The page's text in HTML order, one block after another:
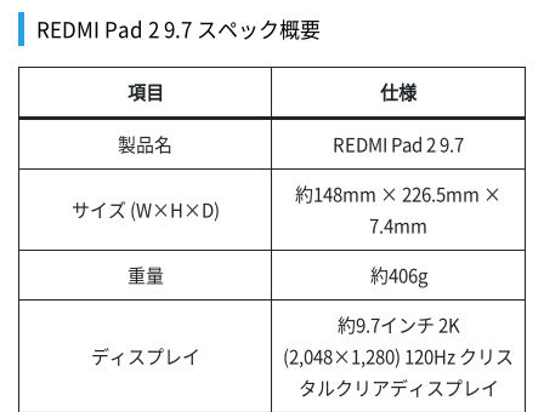
REDMI Pad 2 9.7 スペック概要
項目
仕様
製品名
REDMI Pad 2 9.7
サイズ (W×H×D)
約148mm × 226.5mm ×
7.4mm
重量
約406g
ディスプレイ
約9.7インチ 2K
(2,048×1,280) 120Hz クリス
タルクリアディスプレイ